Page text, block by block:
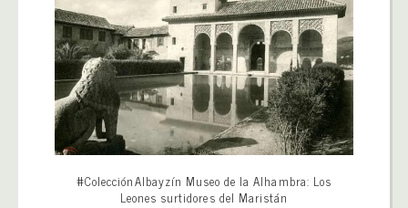
#ColecciónAlbayzín Museo de la Alhambra: Los
Leones surtidores del Maristán